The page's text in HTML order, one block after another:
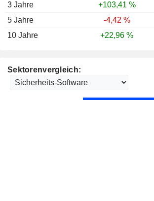
3 Jahre
+103,41 %
5 Jahre
-4,42 %
10 Jahre
+22,96 %
Sektorenvergleich: